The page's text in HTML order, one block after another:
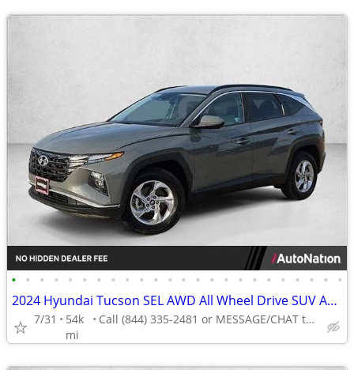
• • • • • • • • • • • • • • • • • • • • • • • •
2024 Hyundai Tucson SEL AWD All Wheel Drive SUV AUTONATION
7/31
54k
mi
Call (844) 335-2481 or MESSAGE/CHAT to confirm availability